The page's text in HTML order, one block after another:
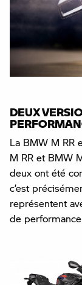
DEUX
La BMW M RR
M RR et BMW
deux ont été
c’est
représentent
de